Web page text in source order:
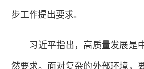
步工作提出要求。
习近平指出，高质量发展是
然要求。面对复杂的外部环境，